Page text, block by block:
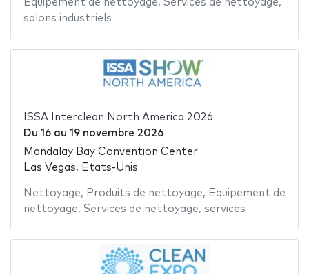
Equipement de nettoyage, Services de nettoyage,
salons industriels
ISSA Interclean North America 2026
Du 16au 19 novembre 2026
Mandalay Bay Convention Center
Las Vegas, Etats-Unis
Nettoyage, Produits de nettoyage, Equipement de
nettoyage, Services de nettoyage, services